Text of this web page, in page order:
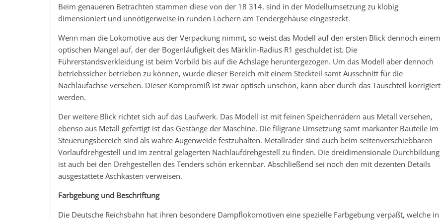
Beim genaueren Betrachten stammen diese von der 18 314, sind in der Modellumsetzung zu klobig
dimensioniert und unnötigerweise in runden Löchern am Tendergehäuse eingesteckt.
Wenn man die Lokomotive aus der Verpackung nimmt, so weist das Modell auf den ersten Blick dennoch einem
optischen Mangel auf, der der Bogenläufigkeit des Märklin-Radius R1 geschuldet ist. Die
Führerstandsverkleidung ist beim Vorbild bis auf die Achslage heruntergezogen. Um das Modell aber dennoch
betriebssicher betrieben zu können, wurde dieser Bereich mit einem Steckteil samt Ausschnitt für die
Nachlaufachse versehen. Dieser Kompromiß ist zwar optisch unschön, kann aber durch das Tauschteil korrigiert
werden.
Der weitere Blick richtet sich auf das Laufwerk. Das Modell ist mit feinen Speichenrädern aus Metall versehen,
ebenso aus Metall gefertigt ist das Gestänge der Maschine. Die filigrane Umsetzung samt markanter Bauteile im
Steuerungsbereich sind als wahre Augenweide festzuhalten. Metallräder sind auch beim seitenverschiebbaren
Vorlaufdrehgestell und im zentral gelagerten Nachlaufdrehgestell zu finden. Die dreidimensionale Durchbildung
ist auch bei den Drehgestellen des Tenders schön erkennbar. Abschließend sei noch den mit dezenten Details
ausgestattete Aschkasten verweisen.
Farbgebung und Beschriftung
Die Deutsche Reichsbahn hat ihren besondere Dampflokomotiven eine spezielle Farbgebung verpaßt, welche in